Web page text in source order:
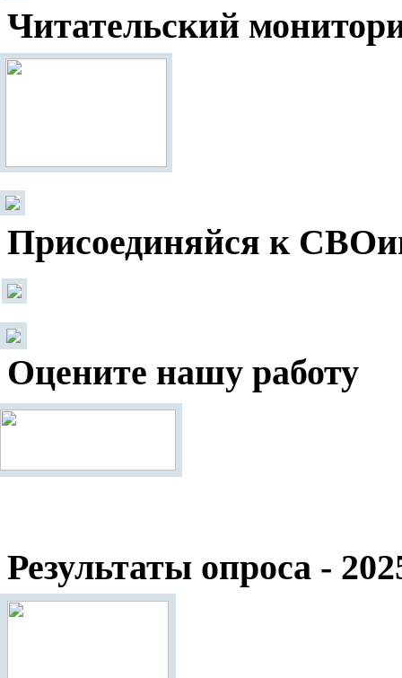
Читательский
Присоединяйся к
Оцените нашу работу
Результаты опроса -